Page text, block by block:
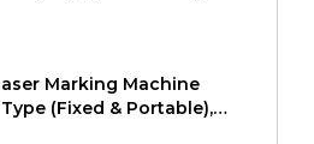
Analysis, 2024-2031
Bulldozers, Loaders,
Other Construction
Oil & Gas, Agriculture,
(Residential, Commercial,
Development, Others),
Marking Machine
(Fixed & Portable),
laser, Green laser, UV